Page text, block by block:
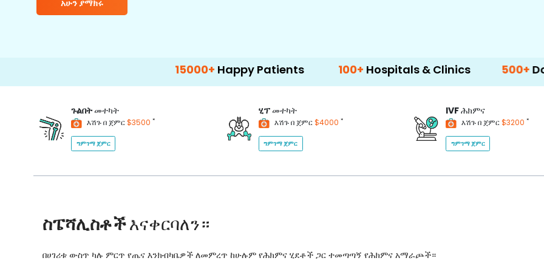
አሁን ያማክሩ
Happy Patients 100+ Hospitals & Clinics 500+ Doctors &
ጉልበትመተካት
እሽጉ በ ጀምር$3500 *
ግምገማ ጀምር
ሂፕመተካት
እሽጉ በ ጀምር$4000 *
ግምገማ ጀምር
IVFሕክምና
እሽጉ በ ጀምር$3200 *
ግምገማ ጀምር
ስፔሻሊስቶችእናቀርባለን።
በሀገሪቱ ውስጥ ካሉ ምርጥ የጤና እንክብካቤዎች ለመምረጥ ከሁሉም የሕክምና ሂደቶች ጋር ተመጣጣኝ የሕክምና አማራጮች።